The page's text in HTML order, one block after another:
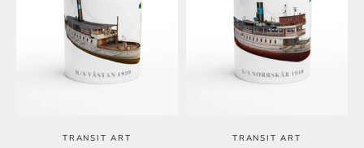
TRANSIT ART TRANSIT ART